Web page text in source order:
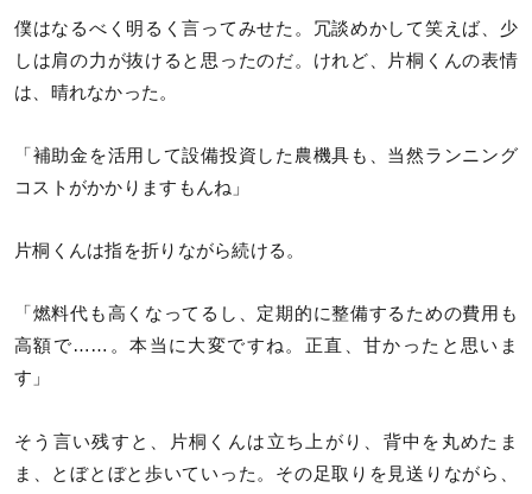
僕はなるべく明るく言ってみせた。冗談めかして笑えば、少
しは肩の力が抜けると思ったのだ。けれど、片桐くんの表情
は、晴れなかった。
「補助金を活用して設備投資した農機具も、当然ランニング
コストがかかりますもんね」
片桐くんは指を折りながら続ける。
「燃料代も高くなってるし、定期的に整備するための費用も
高額で……。本当に大変ですね。正直、甘かったと思いま
す」
そう言い残すと、片桐くんは立ち上がり、背中を丸めたま
ま、とぼとぼと歩いていった。その足取りを見送りながら、